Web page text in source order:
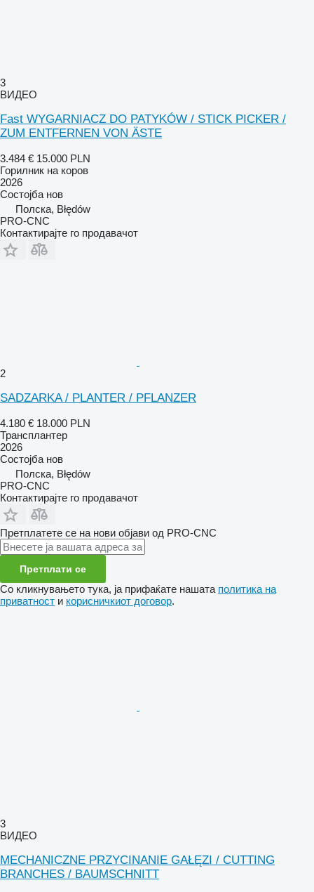
3
ВИДЕО
Fast WYGARNIACZ DO PATYKÓW / STICK PICKER /
ZUM ENTFERNEN VON ÄSTE
3.484 € 15.000 PLN
Горилник на коров
2026
Состојба нов
Полска, Błędów
PRO-CNC
Контактирајте го продавачот
2
SADZARKA / PLANTER / PFLANZER
4.180 € 18.000 PLN
Трансплантер
2026
Состојба нов
Полска, Błędów
PRO-CNC
Контактирајте го продавачот
Претплатете се на нови објави од PRO-CNC
Претплати се
Со кликнувањето тука, ја прифаќате нашата политика на
приватност и корисничкиот договор.
3
ВИДЕО
MECHANICZNE PRZYCINANIE GAŁĘZI / CUTTING
BRANCHES / BAUMSCHNITT